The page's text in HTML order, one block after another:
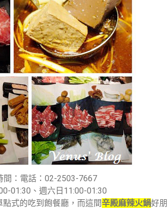
間：電話：02-2503-7667
01:30、週六日11:00-01:30
式的吃到飽餐廳，而這間辛殿麻辣火鍋好朋